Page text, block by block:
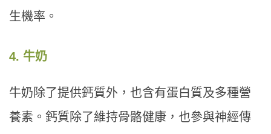
生機率。
4. 牛奶
牛奶除了提供鈣質外，也含有蛋白質及多種營
養素。鈣質除了維持骨骼健康，也參與神經傳